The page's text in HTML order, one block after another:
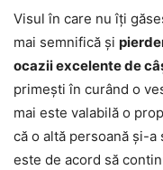
Visul în care nu îți
mai semnifică și
ocazii excelente de
primești în curând o
mai este valabilă o
că o altă persoană și-
este de acord să